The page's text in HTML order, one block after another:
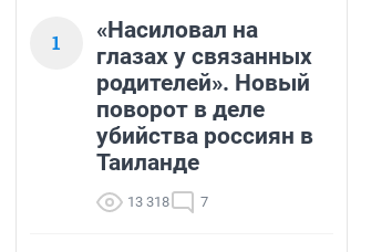
1
«Насиловал на
глазах у связанных
родителей». Новый
поворот в деле
убийства россиян в
Таиланде
13 318 7